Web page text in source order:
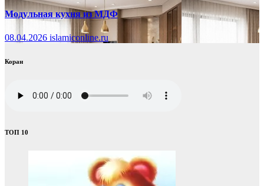
Модульная кухня из МДФ
08.04.2026 islamiconline.ru
Коран
ТОП 10